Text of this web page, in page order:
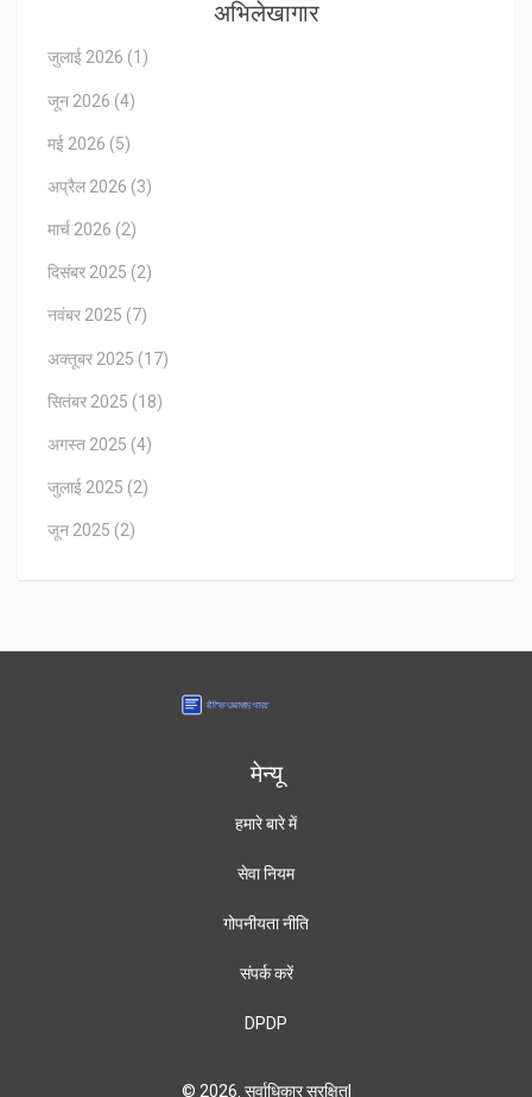
अभिलेखागार
जुलाई 2026 (1)
जून 2026 (4)
मई 2026 (5)
अप्रैल 2026 (3)
मार्च 2026 (2)
दिसंबर 2025 (2)
नवंबर 2025 (7)
अक्तूबर 2025 (17)
सितंबर 2025 (18)
अगस्त 2025 (4)
जुलाई 2025 (2)
जून 2025 (2)
मेन्यू
हमारे बारे में
सेवा नियम
गोपनीयता नीति
संपर्क करें
DPDP
© 2026. सर्वाधिकार सुरक्षित|